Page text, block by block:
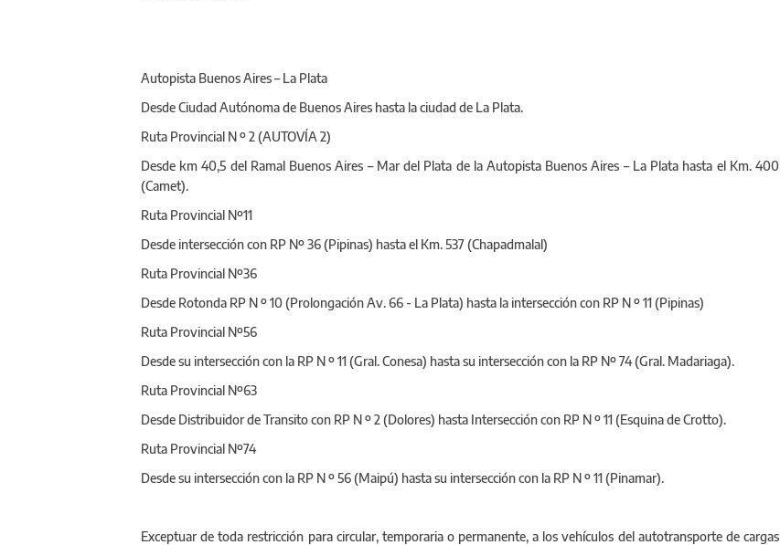
Autopista Buenos Aires – La Plata
Desde Ciudad Autónoma de Buenos Aires hasta la ciudad de La Plata.
Ruta Provincial N º 2 (AUTOVÍA 2)
Desde km 40,5 del Ramal Buenos Aires – Mar del Plata de la Autopista Buenos Aires – La Plata hasta el Km. 400
(Camet).
Ruta Provincial Nº11
Desde intersección con RP Nº 36 (Pipinas) hasta el Km. 537 (Chapadmalal)
Ruta Provincial Nº36
Desde Rotonda RP N º 10 (Prolongación Av. 66 - La Plata) hasta la intersección con RP N º 11 (Pipinas)
Ruta Provincial Nº56
Desde su intersección con la RP N º 11 (Gral. Conesa) hasta su intersección con la RP Nº 74 (Gral. Madariaga).
Ruta Provincial Nº63
Desde Distribuidor de Transito con RP N º 2 (Dolores) hasta Intersección con RP N º 11 (Esquina de Crotto).
Ruta Provincial Nº74
Desde su intersección con la RP N º 56 (Maipú) hasta su intersección con la RP N º 11 (Pinamar).
Exceptuar de toda restricción para circular, temporaria o permanente, a los vehículos del autotransporte de cargas